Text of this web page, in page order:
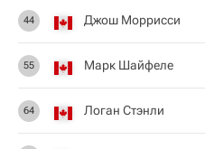
44 Джош Моррисси
55 Марк Шайфеле
64 Логан Стэнли